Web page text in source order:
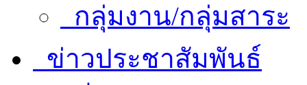
กลุ่มงาน/กลุ่มสาระ
ข่าวประชาสัมพันธ์